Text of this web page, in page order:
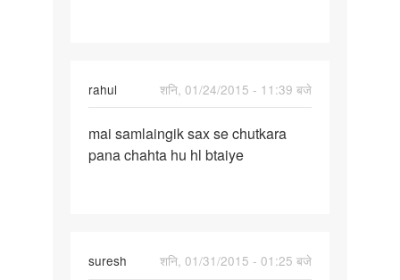
rahul
शनि, 01/24/2015 - 11:39 बजे
mai
samlaingik
mai samlaingik sax se chutkara
pana chahta hu hl btaiye
suresh
शनि, 01/31/2015 - 01:25 बजे